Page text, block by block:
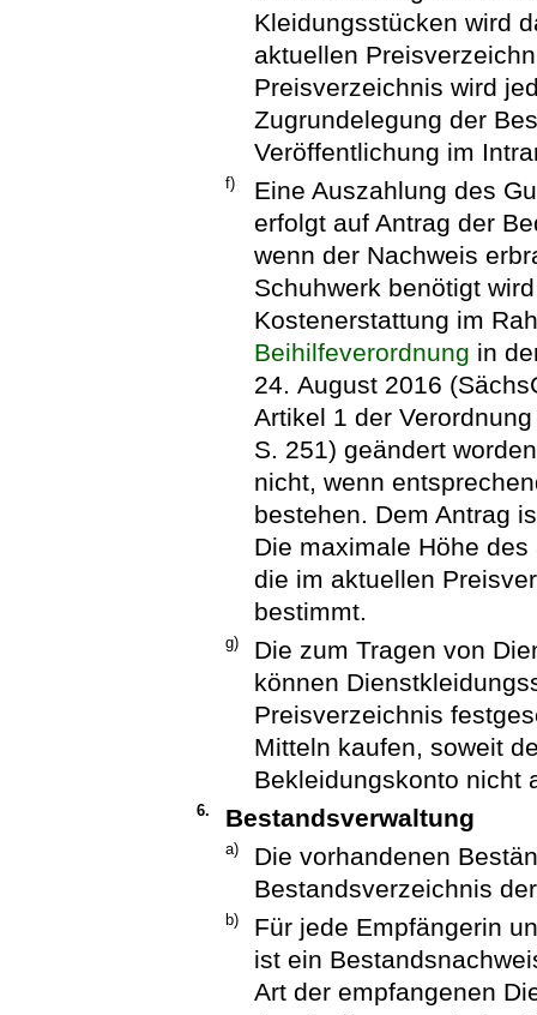
Kleidungsstücken wird
aktuellen
Preisverzeichnis wird
Zugrundelegung der
Veröffentlichung im
f)
Eine Auszahlung des
erfolgt auf Antrag der
wenn der Nachweis
Schuhwerk benötigt
Kostenerstattung im
Beihilfeverordnung in
24. August 2016
Artikel 1 der
S. 251) geändert
nicht, wenn
bestehen. Dem Antrag
Die maximale Höhe
die im aktuellen
bestimmt.
g)
Die zum Tragen von
können
Preisverzeichnis
Mitteln kaufen, soweit
Bekleidungskonto nicht
6. Bestandsverwaltung
a)
Die vorhandenen
Bestandsverzeichnis
b)
Für jede Empfängerin
ist ein
Art der empfangenen